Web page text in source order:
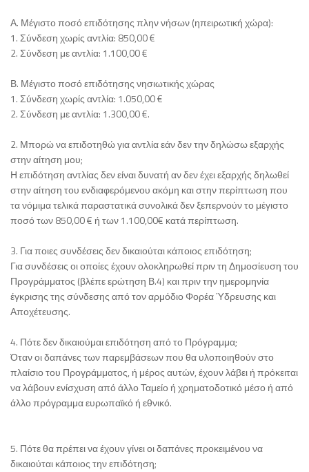
Α. Μέγιστο ποσό επιδότησης πλην νήσων (ηπειρωτική χώρα):
1. Σύνδεση χωρίς αντλία: 850,00 €
2. Σύνδεση με αντλία: 1.100,00 €
Β. Μέγιστο ποσό επιδότησης νησιωτικής χώρας
1. Σύνδεση χωρίς αντλία: 1.050,00 €
2. Σύνδεση με αντλία: 1.300,00 €.
2. Μπορώ να επιδοτηθώ για αντλία εάν δεν την δηλώσω εξαρχής
στην αίτηση μου;
Η επιδότηση αντλίας δεν είναι δυνατή αν δεν έχει εξαρχής δηλωθεί
στην αίτηση του ενδιαφερόμενου ακόμη και στην περίπτωση που
τα νόμιμα τελικά παραστατικά συνολικά δεν ξεπερνούν το μέγιστο
ποσό των 850,00 € ή των 1.100,00€ κατά περίπτωση.
3. Για ποιες συνδέσεις δεν δικαιούται κάποιος επιδότηση;
Για συνδέσεις οι οποίες έχουν ολοκληρωθεί πριν τη Δημοσίευση του
Προγράμματος (βλέπε ερώτηση Β.4) και πριν την ημερομηνία
έγκρισης της σύνδεσης από τον αρμόδιο Φορέα Ύδρευσης και
Αποχέτευσης.
4. Πότε δεν δικαιούμαι επιδότηση από το Πρόγραμμα;
Όταν οι δαπάνες των παρεμβάσεων που θα υλοποιηθούν στο
πλαίσιο του Προγράμματος, ή μέρος αυτών, έχουν λάβει ή πρόκειται
να λάβουν ενίσχυση από άλλο Ταμείο ή χρηματοδοτικό μέσο ή από
άλλο πρόγραμμα ευρωπαϊκό ή εθνικό.
5. Πότε θα πρέπει να έχουν γίνει οι δαπάνες προκειμένου να
δικαιούται κάποιος την επιδότηση;